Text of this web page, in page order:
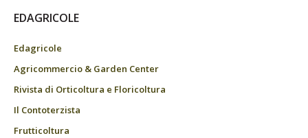
EDAGRICOLE
Edagricole
Agricommercio & Garden Center
Rivista di Orticoltura e Floricoltura
Il Contoterzista
Frutticoltura